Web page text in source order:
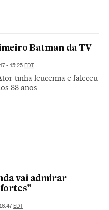
Batman da TV
- 15:25 EDT
tinha leucemia e faleceu
88 anos
vai admirar
EDT